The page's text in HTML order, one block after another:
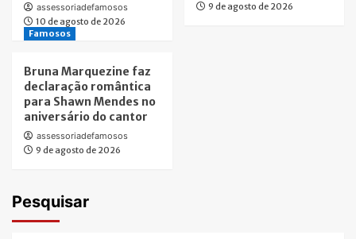
assessoriadefamosos
10 de agosto de 2026
9 de agosto de 2026
Famosos
Bruna Marquezine faz
declaração romântica
para Shawn Mendes no
aniversário do cantor
assessoriadefamosos
9 de agosto de 2026
Pesquisar